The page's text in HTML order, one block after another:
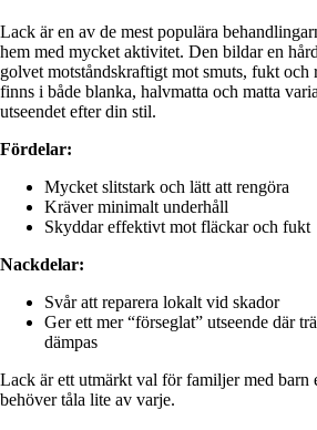
Lack är en av de mest populära
hem med mycket aktivitet. Den bildar en
golvet motståndskraftigt mot smuts, fukt och
finns i både blanka, halvmatta och matta
utseendet efter din stil.
Fördelar:
Mycket slitstark och lätt att rengöra
Kräver minimalt underhåll
Skyddar effektivt mot fläckar och fukt
Nackdelar:
Svår att reparera lokalt vid skador
Ger ett mer “förseglat” utseende där
dämpas
Lack är ett utmärkt val för familjer med barn
behöver tåla lite av varje.